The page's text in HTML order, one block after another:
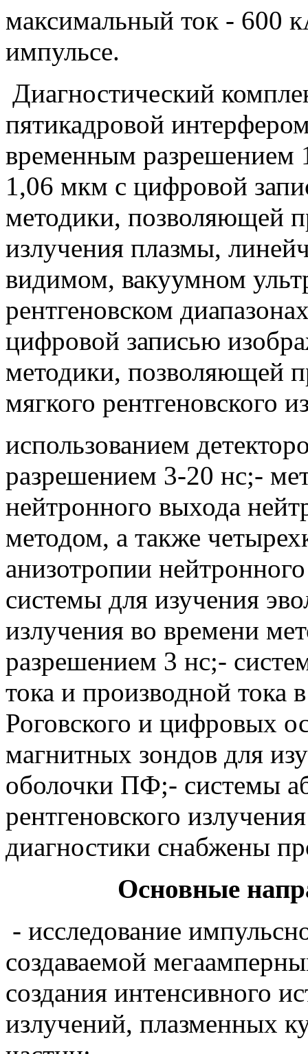
максимальный ток - 600
импульсе.
Диагностический
пятикадровой
временным разрешением
1,06 мкм с цифровой
методики, позволяющей
излучения плазмы,
видимом, вакуумном
рентгеновском
цифровой записью
методики, позволяющей
мягкого рентгеновского
использованием
разрешением 3-20 нс;-
нейтронного выхода
методом, а также
анизотропии
системы для изучения
излучения во времени
разрешением 3 нс;-
тока и производной
Роговского и цифровых
магнитных зондов для
оболочки ПФ;- системы
рентгеновского
диагностики снабжены
Основные
- исследование
создаваемой
создания интенсивного
излучений, плазменных